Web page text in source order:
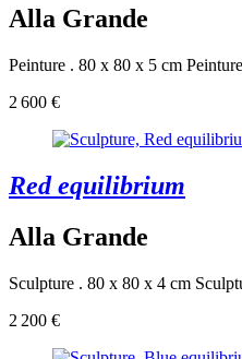
Alla Grande
Peinture . 80 x 80 x 5 cm
2 600 €
Red equilibrium
Alla Grande
Sculpture . 80 x 80 x 4 cm
2 200 €